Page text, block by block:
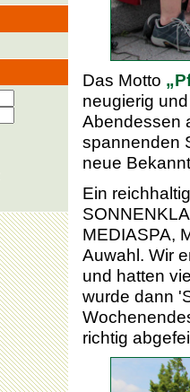
Das Motto
neugierig
Abendessen
spannenden
neue
Ein
MEDIASPA,
Auwahl. Wir
und hatten
wurde dann
richtig